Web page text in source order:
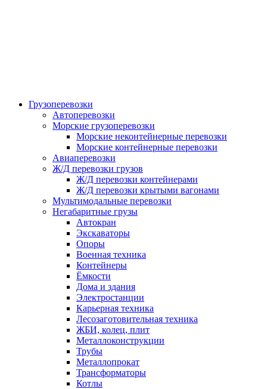
Грузоперевозки
Автоперевозки
Морские грузоперевозки
Морские неконтейнерные перевозки
Морские контейнерные перевозки
Авиаперевозки
Ж/Д перевозки грузов
Ж/Д перевозки контейнерами
Ж/Д перевозки крытыми вагонами
Мультимодальные перевозки
Негабаритные грузы
Автокран
Экскаваторы
Опоры
Военная техника
Контейнеры
Ёмкости
Дома и здания
Электростанции
Карьерная техника
Лесозаготовительная техника
ЖБИ, колец, плит
Металлоконструкции
Трубы
Металлопрокат
Трансформаторы
Котлы